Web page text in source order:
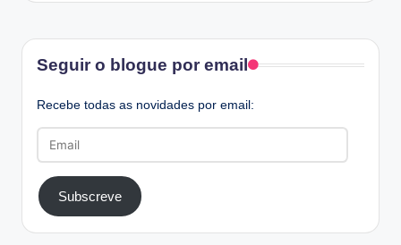
Seguir o blogue por email
Recebe todas as novidades por email:
Subscreve